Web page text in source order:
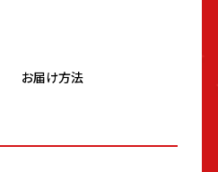
お届け方法